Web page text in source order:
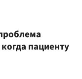
пациенту